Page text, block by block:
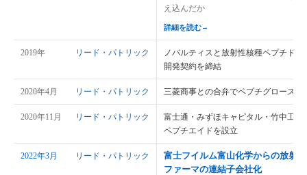
え込んだか
詳細を読む→
2019年 リード・パトリック
ノバルティスと放射性核種ペプチド
開発契約を締結
2020年4月 リード・パトリック 三菱商事との合弁でペプチグロースを
2020年11月 リード・パトリック
富士通・みずほキャピタル・竹中工
ペプチエイドを設立
2022年3月 リード・パトリック
富士フイルム富山化学からの放射
ファーマの連結子会社化